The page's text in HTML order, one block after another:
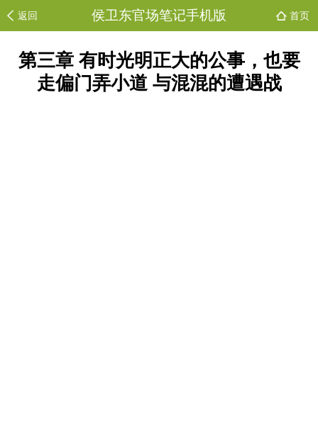
返回 侯卫东官场笔记手机版 首页
第三章 有时光明正大的公事，也要
走偏门弄小道 与混混的遭遇战